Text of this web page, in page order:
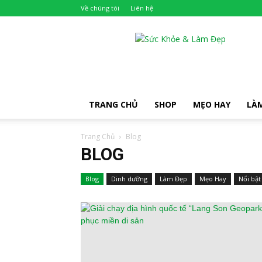
Về chúng tôi Liên hệ
TRANG CHỦ SHOP MẸO HAY
Trang Chủ Blog
BLOG
Blog Dinh dưỡng Làm Đẹp Mẹo Hay Nổi bật